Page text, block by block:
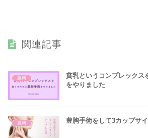
関連記事
豊胸
貧乳というコンプレックス
をやりました
豊胸 豊胸手術をして3カップサ